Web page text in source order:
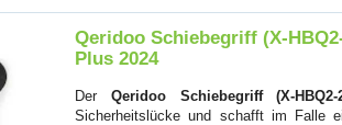
Qeridoo Schiebegriff (X-
Plus 2024
Der Qeridoo Schiebegriff (X-HBQ2-
Sicherheitslücke und schafft im Falle